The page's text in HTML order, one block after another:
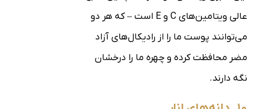
عالی ویتامین‌های C و E است – که هر دو
می‌توانند پوست ما را از رادیکال‌های آزاد
مضر محافظت کرده و چهره ما را درخشان
نگه دارند.